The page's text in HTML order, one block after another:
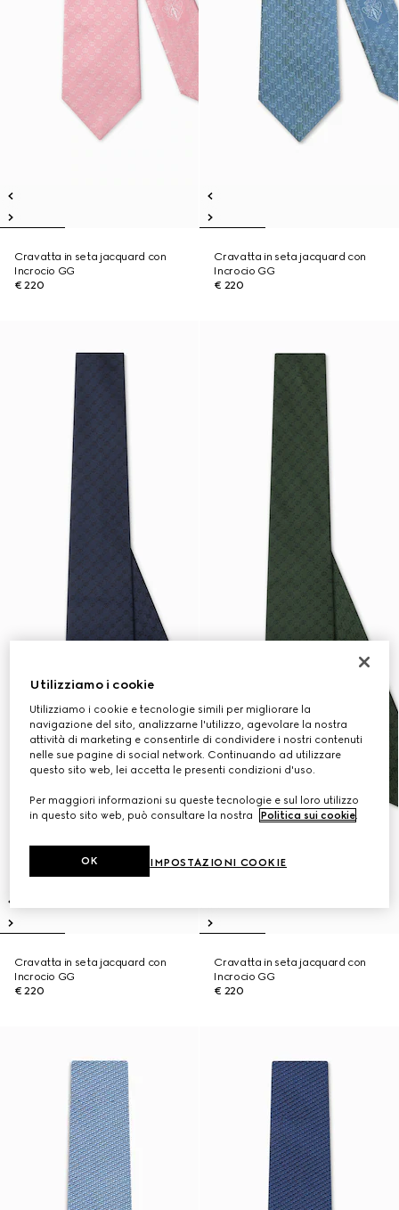
Cravatta in seta jacquard con
Incrocio GG
€ 220
Cravatta in seta jacquard con
Incrocio GG
€ 220
Cravatta in seta jacquard con
Incrocio GG
€ 220
Cravatta in seta jacquard con
Incrocio GG
€ 220
Utilizziamo i cookie
Utilizziamo i cookie e tecnologie simili per migliorare la
navigazione del sito, analizzarne l'utilizzo, agevolare la nostra
attività di marketing e consentirle di condividere i nostri contenuti
nelle sue pagine di social network. Continuando ad utilizzare
questo sito web, lei accetta le presenti condizioni d'uso.
Per maggiori informazioni su queste tecnologie e sul loro utilizzo
in questo sito web, può consultare la nostra
Politica sui cookie.
IMPOSTAZIONI COOKIE
OK